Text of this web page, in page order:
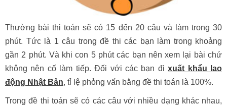
Thường bài thi toán sẽ có 15 đến 20 câu và làm trong 30
phút. Tức là 1 câu trong đề thi các bạn làm trong khoảng
gần 2 phút. Và khi con 5 phút các bạn nên xem lại bài chứ
không nên cố làm tiếp. Đối với các bạn đixuất khẩu lao
động Nhật Bản, tỉ lệ phỏng vấn bằng đề thi toán là 100%.
Trong đề thi toán sẽ có các câu với nhiều dạng khác nhau,